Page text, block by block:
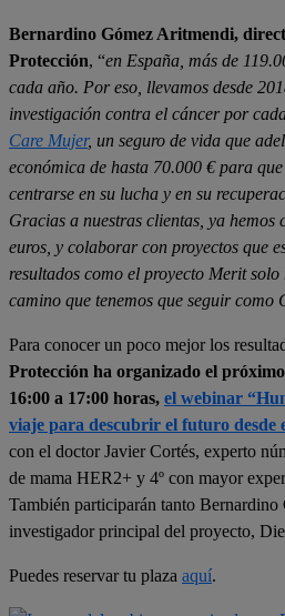
Bernardino Gómez Aritmendi,
Protección, “en España, más de
cada año. Por eso, llevamos desde
investigación contra el cáncer por
Care Mujer, un seguro de vida que
económica de hasta 70.000 € para
centrarse en su lucha y en su
Gracias a nuestras clientas, ya hemos
euros, y colaborar con proyectos que
resultados como el proyecto Merit solo
camino que tenemos que seguir como
Para conocer un poco mejor los
Protección ha organizado el
16:00 a 17:00 horas, el webinar
viaje para descubrir el futuro desde
con el doctor Javier Cortés, experto
de mama HER2+ y 4º con mayor
También participarán tanto
investigador principal del proyecto,
Puedes reservar tu plaza aquí.